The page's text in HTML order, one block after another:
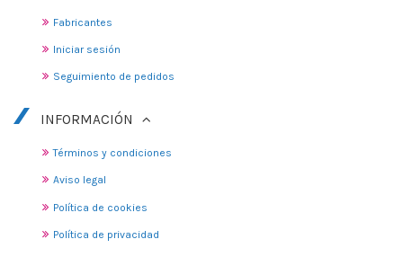
Fabricantes
Iniciar sesión
Seguimiento de pedidos
INFORMACIÓN
Términos y condiciones
Aviso legal
Política de cookies
Política de privacidad